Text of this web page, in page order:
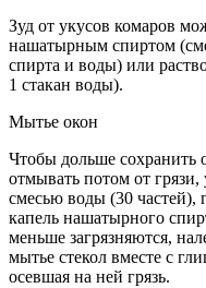
Зуд от укусов комаров
нашатырным спиртом
спирта и воды) или
1 стакан воды).
Мытье окон
Чтобы дольше сохранить
отмывать потом от
смесью воды (30 частей),
капель нашатырного
меньше загрязняются,
мытье стекол вместе с
осевшая на ней грязь.